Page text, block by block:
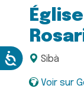
Sibà
Voir sur